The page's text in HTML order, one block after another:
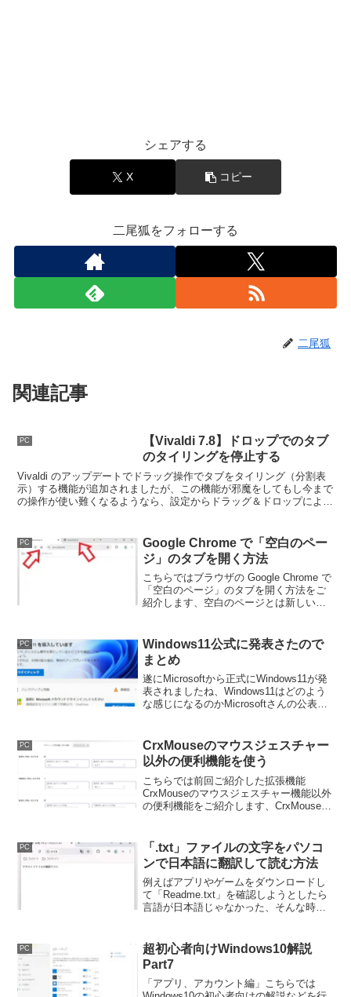
シェアする
X コピー
二尾狐をフォローする
二尾狐
関連記事
PC
【Vivaldi 7.8】ドロップでのタブ
のタイリングを停止する
Vivaldi のアップデートでドラッグ操作でタブをタイリング（分割表
示）する機能が追加されましたが、この機能が邪魔をしてもし今まで
の操作が使い難くなるようなら、設定からドラッグ＆ドロップによる
PC
Google Chrome で「空白のペー
ジ」のタブを開く方法
こちらではブラウザの Google Chrome で
「空白のページ」のタブを開く方法をご
紹介します、空白のページとは新しいタ
ージをいつでもすぐに開けるようにして
みましょう。
PC
Windows11公式に発表さたので
まとめ
遂にMicrosoftから正式にWindows11が発
表されましたね、Windows11はどのよう
な感じになるのかMicrosoftさんの公表し
PC
CrxMouseのマウスジェスチャー
以外の便利機能を使う
こちらでは前回ご紹介した拡張機能
CrxMouseのマウスジェスチャー機能以外
の便利機能をご紹介します、CrxMouseで
ンの組み合わせで設定した機能を実行で
きます。
PC
「.txt」ファイルの文字をパソコ
ンで日本語に翻訳して読む方法
例えばアプリやゲームをダウンロードし
て「Readme.txt」を確認しようとしたら
言語が日本語じゃなかった、そんな時は
う、特に難しい操作などは必要ありませ
ん。
PC
超初心者向けWindows10解説
Part7
「アプリ、アカウント編」こちらでは